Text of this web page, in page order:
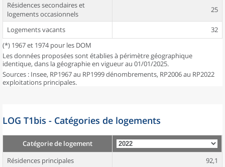
Résidences secondaires et
logements occasionnels
25
Logements vacants
32
(*) 1967 et 1974 pour les DOM
Les données proposées sont établies à périmètre géographique
identique, dans la géographie en vigueur au 01/01/2025.
Sources : Insee, RP1967 au RP1999 dénombrements, RP2006 au RP2022
exploitations principales.
LOG T1bis - Catégories de logements
Catégorie de logement
Résidences principales
92,1